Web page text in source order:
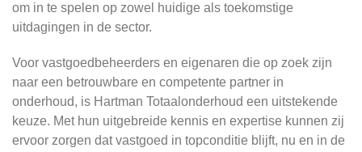
om in te spelen op zowel huidige als toekomstige
uitdagingen in de sector.
Voor vastgoedbeheerders en eigenaren die op zoek zijn
naar een betrouwbare en competente partner in
onderhoud, is Hartman Totaalonderhoud een uitstekende
keuze. Met hun uitgebreide kennis en expertise kunnen zij
ervoor zorgen dat vastgoed in topconditie blijft, nu en in de